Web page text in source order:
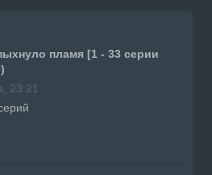
пламя [1 - 33 серии
23:21